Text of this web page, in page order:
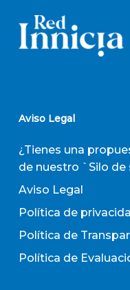
Aviso Legal
¿Tienes una
de nuestro `Silo de
Aviso Legal
Política de
Política de
Política de